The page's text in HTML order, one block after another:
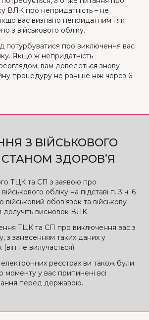
ВЛК про непридатність – не
вас визнано непридатним і як
з військового обліку.
потурбуватися про виключення вас
Якщо ж непридатність
вам доведеться знову
процедуру не раніше ніж через 6
З ВІЙСЬКОВОГО
СТАНОМ ЗДОРОВ’Я
ТЦК та СП з заявою про
обліку на підставі п. 3 ч. 6
обов’язок та військову
долучіть висновок ВЛК.
ТЦК та СП про виключення вас з
з занесенням таких даних у
(він не вилучається).
реєстрах ви також були
моменту у вас припинені всі
перед державою.